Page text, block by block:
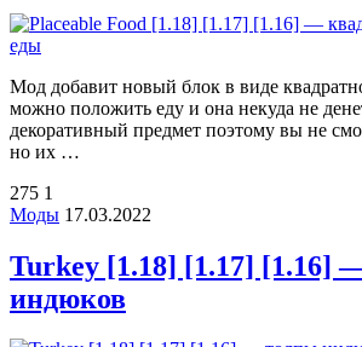
Мод добавит новый блок в виде
можно положить еду и она некуда не
декоративный предмет поэтому вы не
но их …
275 1
Моды 17.03.2022
Turkey [1.18] [1.17] [1.16]
индюков